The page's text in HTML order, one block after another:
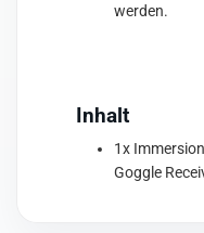
werden.
Inhalt
1x
Goggle